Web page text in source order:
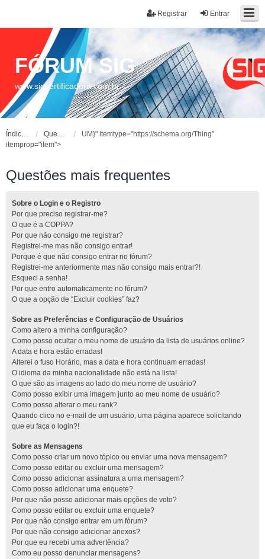
Entrar
Registrar
FÓRUM SIG
www.sigcertificadora.com.br
Índice do fórum Questões mais frequentes
UM}" itemtype="https://schema.org/Thing"
itemprop="item">
Questões mais frequentes
Sobre o Login e o Registro
Por que preciso registrar-me?
O que é a COPPA?
Por que não consigo me registrar?
Registrei-me mas não consigo entrar!
Porque é que não consigo entrar no fórum?
Registrei-me anteriormente mas não consigo mais entrar?!
Esqueci a senha!
Por que entro automaticamente no fórum?
O que a opção de “Excluir cookies” faz?
Sobre as Preferências e Configuração de Usuários
Como altero a minha configuração?
Como posso ocultar o meu nome de usuário da lista de usuários online?
A data e hora estão erradas!
Alterei o fuso Horário, mas a data e hora continuam erradas!
O idioma da minha nacionalidade não está na lista!
O que são as imagens ao lado do meu nome de usuário?
Como posso exibir uma imagem junto ao meu nome de usuário?
Como posso alterar o meu rank?
Quando clico no e-mail de um usuário, uma página aparece solicitando
que eu faça o login?!
Sobre as Mensagens
Como posso criar um novo tópico ou enviar uma nova mensagem?
Como posso editar ou excluir uma mensagem?
Como posso adicionar assinatura a uma mensagem?
Como posso adicionar uma enquete?
Por que não posso adicionar mais opções de voto?
Como posso editar ou excluir uma enquete?
Por que não consigo entrar em um fórum?
Por que não consigo adicionar anexos?
Por que eu recebi uma advertência?
Como eu posso denunciar mensagens?